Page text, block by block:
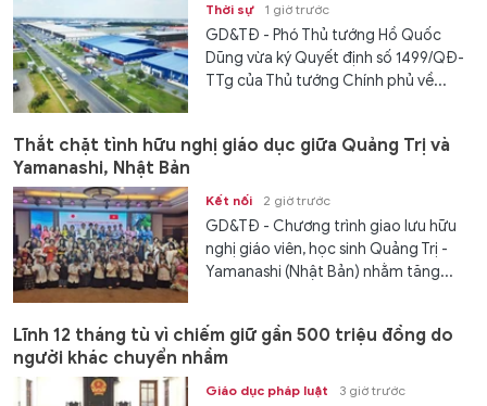
Thời sự 1 giờ trước
GD&TĐ - Phó Thủ tướng Hồ Quốc
Dũng vừa ký Quyết định số 1499/QĐ-
TTg của Thủ tướng Chính phủ về...
Thắt chặt tình hữu nghị giáo dục giữa Quảng Trị và
Yamanashi, Nhật Bản
Kết nối 2 giờ trước
GD&TĐ - Chương trình giao lưu hữu
nghị giáo viên, học sinh Quảng Trị -
Yamanashi (Nhật Bản) nhằm tăng...
Lĩnh 12 tháng tù vì chiếm giữ gần 500 triệu đồng do
người khác chuyển nhầm
Giáo dục pháp luật 3 giờ trước